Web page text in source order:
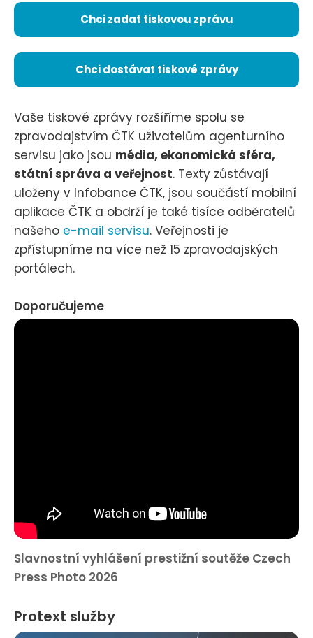
Chci zadat tiskovou zprávu
Chci dostávat tiskové zprávy
Vaše tiskové zprávy rozšíříme spolu se
zpravodajstvím ČTK uživatelům agenturního
servisu jako jsou média, ekonomická sféra,
státní správa a veřejnost. Texty zůstávají
uloženy v Infobance ČTK, jsou součástí mobilní
aplikace ČTK a obdrží je také tisíce odběratelů
našeho e-mail servisu. Veřejnosti je
zpřístupníme na více než 15 zpravodajských
portálech.
Doporučujeme
Slavnostní vyhlášení prestižní soutěže Czech
Press Photo 2026
Protext služby